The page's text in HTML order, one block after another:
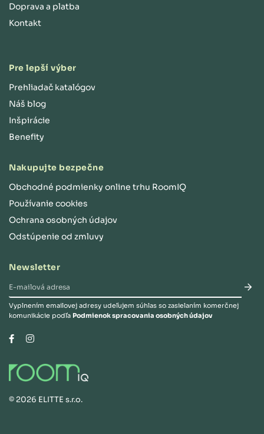
Doprava a platba
Kontakt
Pre lepší výber
Prehliadač katalógov
Náš blog
Inšpirácie
Benefity
Nakupujte bezpečne
Obchodné podmienky online trhu RoomIQ
Používanie cookies
Ochrana osobných údajov
Odstúpenie od zmluvy
Newsletter
Vyplnením emailovej adresy udeľujem súhlas so zasielaním komerčnej
komunikácie podľa Podmienok spracovania osobných údajov
FacebookInstagram
© 2026 ELITTE s.r.o.